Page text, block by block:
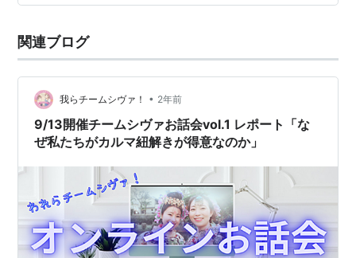
年間最大行事の１つである 「かむはかり」が開催される
ます。 ですから出雲では「神無月」ではなく 「神在月」
と言…
関連ブログ
我らチームシヴァ！ • 2年前
9/13開催チームシヴァお話会vol.1 レポート「な
ぜ私たちがカルマ紐解きが得意なのか」